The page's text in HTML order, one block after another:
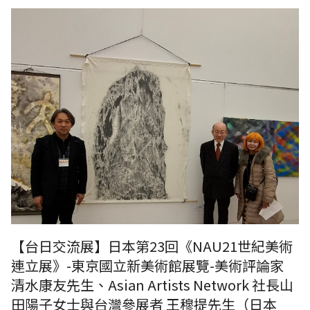
評論家 清水康友先生、Asian Artists Network 社長山田陽子女士與台灣
參展者 王穆提先生（日本NAU21世紀美術連立展成員）於台灣參展者 王
穆提先生作品前合影。
【台日交流展】日本第23回《NAU21世紀美術
連立展》-東京國立新美術館展覽-美術評論家
清水康友先生、Asian Artists Network 社長山
田陽子女士與台灣參展者 王穆提先生（日本